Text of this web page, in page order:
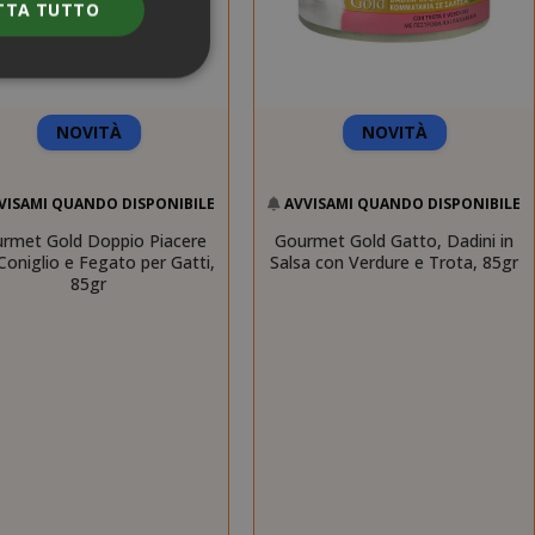
NOVITÀ
QUANDO DISPONIBILE
Gold Doppio Piacere
e Fegato per Gatti,
85gr
NOVITÀ
AVVISAMI QUANDO DISPONIBILE
Gourmet Gold Gatto, Dadini in
Salsa con Verdure e Trota, 85gr
TUTTO
senza i cookie
DESCRIZIONE